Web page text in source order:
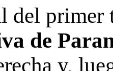
del
de
y,